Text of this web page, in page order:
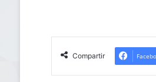
Compartir